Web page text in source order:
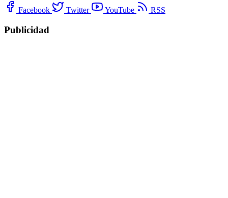
Facebook Twitter YouTube RSS
Publicidad